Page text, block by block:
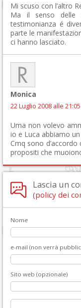
Mi scuso con l’altro
Ma il senso delle
testimonianza é
parte le
ci hanno lasciato.
Monica
22 Luglio 2008 alle 21:05
Uma non volevo
io e Luca abbiamo
Cmq sono
propositi che
Lascia un
(policy dei
Nome
e-mail (non verrà
Sito web (opzionale)